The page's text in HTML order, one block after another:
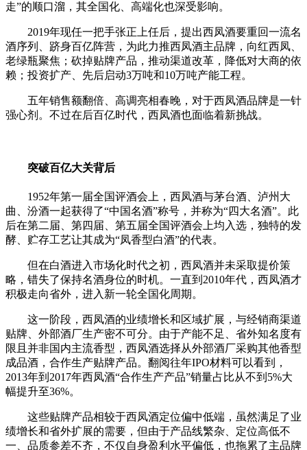
走”的顺口溜，其全国化、高端化也深受影响。
2019年现任一把手张正上任后，提出西凤酒要重回一流名
酒序列、跻身百亿阵营，为此力推西凤酒主品牌，向红西凤、
老绿瓶聚焦；砍掉贴牌产品，推动渠道改革，降低对大商的依
赖；投资扩产、先后启动3万吨和10万吨产能工程。
五年销售额翻倍、高调亮相春晚，对于西凤酒品牌是一针
强心剂。不过在后百亿时代，西凤酒也面临着新挑战。
突破百亿大关背后
1952年第一届全国评酒会上，西凤酒与茅台酒、泸州大
曲、汾酒一起获得了“中国名酒”称号，并称为“四大名酒”。此
后在第二届、第四届、第五届全国评酒会上均入选，独特的发
酵、贮存工艺让其成为“凤香型白酒”的代表。
但在白酒进入市场化时代之初，西凤酒并未采取提价策
略，错失了保持名酒身位的时机。一直到2010年代，西凤酒才
积极走向省外，进入新一轮全国化周期。
这一阶段，西凤酒的业绩增长和区域扩展，与经销商渠道
贴牌、外部酒厂生产密不可分。由于产能不足、省外知名度有
限且并非国内主流香型，西凤酒选择从外部酒厂采购其他香型
成品酒，合作生产贴牌产品。翻阅往年IPO材料可以看到，
2013年到2017年西凤酒“合作生产产品”销量占比从不到5%大
幅提升至36%。
这些贴牌产品相较于西凤酒定位偏中低端，虽然满足了业
绩增长和省外扩展的需要，但由于产品线繁杂、定位高低不
一、品质参差不齐，不仅自身盈利水平偏低，也拖累了主品牌